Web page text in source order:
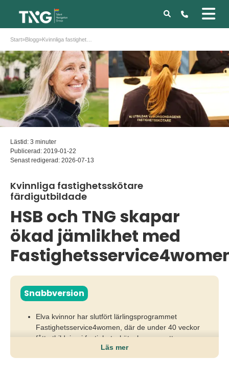
Start»Blogg»
Lästid: 3 minuter
Publicerad: 2019-01-22
Senast redigerad: 2026-07-13
Kvinnliga fastighetsskötare
färdigutbildade
HSB och TNG skapar
ökad jämlikhet med
Snabbversion
Elva kvinnor har slutfört lärlingsprogrammet
Fastighetsservice4women, där de under 40 veckor
fått utbildning i fastighetsskötsel genom ett
samarbete mellan HSB, TNG, Arbetsförmedlingen
och YrkesAkademin.
Läs mer